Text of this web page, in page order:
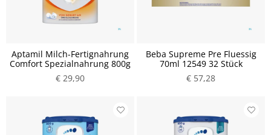
Aptamil Milch-Fertignahrung
Comfort Spezialnahrung 800g
€ 29,90
Beba Supreme Pre Fluessig
70ml 12549 32 Stück
€ 57,28